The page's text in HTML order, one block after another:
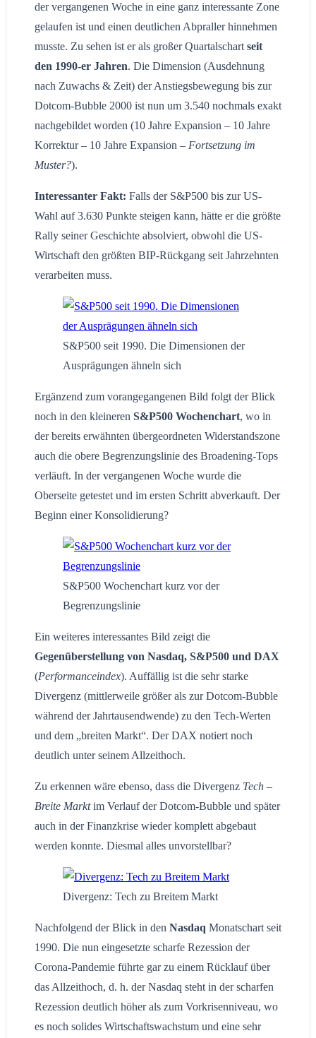
der vergangenen Woche in eine ganz interessante Zone
gelaufen ist und einen deutlichen Abpraller hinnehmen
musste. Zu sehen ist er als großer Quartalschartseit
den 1990-er Jahren. Die Dimension (Ausdehnung
nach Zuwachs & Zeit) der Anstiegsbewegung bis zur
Dotcom-Bubble 2000 ist nun um 3.540 nochmals exakt
nachgebildet worden (10 Jahre Expansion – 10 Jahre
Korrektur – 10 Jahre Expansion – Fortsetzung im
Muster?).
Interessanter Fakt: Falls der S&P500 bis zur US-
Wahl auf 3.630 Punkte steigen kann, hätte er die größte
Rally seiner Geschichte absolviert, obwohl die US-
Wirtschaft den größten BIP-Rückgang seit Jahrzehnten
verarbeiten muss.
S&P500 seit 1990. Die Dimensionen der
Ausprägungen ähneln sich
Ergänzend zum vorangegangenen Bild folgt der Blick
noch in den kleineren S&P500 Wochenchart, wo in
der bereits erwähnten übergeordneten Widerstandszone
auch die obere Begrenzungslinie des Broadening-Tops
verläuft. In der vergangenen Woche wurde die
Oberseite getestet und im ersten Schritt abverkauft. Der
Beginn einer Konsolidierung?
S&P500 Wochenchart kurz vor der
Begrenzungslinie
Ein weiteres interessantes Bild zeigt die
Gegenüberstellung von Nasdaq, S&P500 und DAX
(Performanceindex). Auffällig ist die sehr starke
Divergenz (mittlerweile größer als zur Dotcom-Bubble
während der Jahrtausendwende) zu den Tech-Werten
und dem „breiten Markt“. Der DAX notiert noch
deutlich unter seinem Allzeithoch.
Zu erkennen wäre ebenso, dass die Divergenz Tech –
Breite Marktim Verlauf der Dotcom-Bubble und später
auch in der Finanzkrise wieder komplett abgebaut
werden konnte. Diesmal alles unvorstellbar?
Divergenz: Tech zu Breitem Markt
Nachfolgend der Blick in den Nasdaq Monatschart seit
1990. Die nun eingesetzte scharfe Rezession der
Corona-Pandemie führte gar zu einem Rücklauf über
das Allzeithoch, d. h. der Nasdaq steht in der scharfen
Rezession deutlich höher als zum Vorkrisenniveau, wo
es noch solides Wirtschaftswachstum und eine sehr